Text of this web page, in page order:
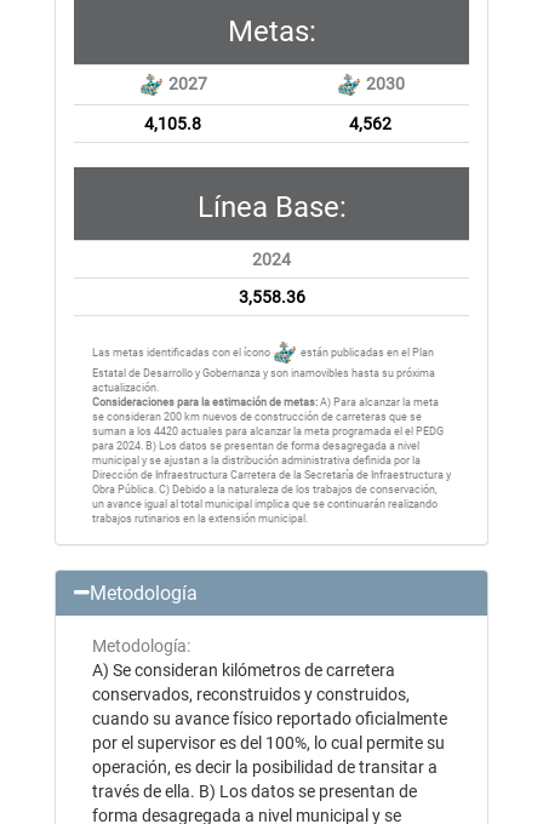
Metas:
2027 2030
4,105.8 4,562
Línea Base:
2024
3,558.36
Las metas identificadas con el ícono
están publicadas en el Plan
Estatal de Desarrollo y Gobernanza y son inamovibles hasta su próxima
actualización.
Consideraciones para la estimación de metas: A) Para alcanzar la meta
se consideran 200 km nuevos de construcción de carreteras que se
suman a los 4420 actuales para alcanzar la meta programada el el PEDG
para 2024. B) Los datos se presentan de forma desagregada a nivel
municipal y se ajustan a la distribución administrativa definida por la
Dirección de Infraestructura Carretera de la Secretaría de Infraestructura y
Obra Pública. C) Debido a la naturaleza de los trabajos de conservación,
un avance igual al total municipal implica que se continuarán realizando
trabajos rutinarios en la extensión municipal.
Metodología
Metodología:
A) Se consideran kilómetros de carretera
conservados, reconstruidos y construidos,
cuando su avance físico reportado oficialmente
por el supervisor es del 100%, lo cual permite su
operación, es decir la posibilidad de transitar a
través de ella. B) Los datos se presentan de
forma desagregada a nivel municipal y se